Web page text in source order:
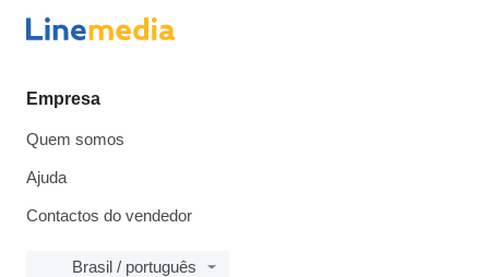
Empresa
Quem somos
Ajuda
Contactos do vendedor
Brasil / português